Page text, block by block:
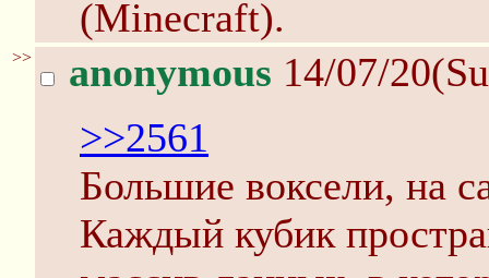
(Minecraft).
>> anonymous 14/07/
>>2561
Большие воксели, на
Каждый кубик